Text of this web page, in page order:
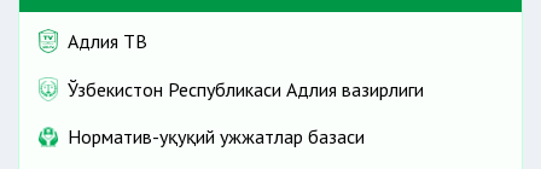
Адлия ТВ
Ўзбекистон Республикаси Адлия вазирлиги
Норматив-ҳуқуқий ҳужжатлар базаси